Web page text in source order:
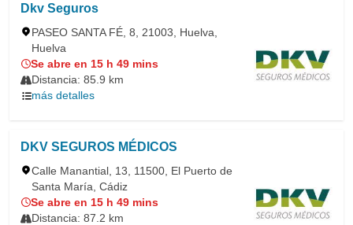
Dkv Seguros
PASEO SANTA FÉ, 8, 21003, Huelva,
Huelva
Se abre en 15 h 49 mins
Distancia: 85.9 km
más detalles
DKV SEGUROS MÉDICOS
Calle Manantial, 13, 11500, El Puerto de
Santa María, Cádiz
Se abre en 15 h 49 mins
Distancia: 87.2 km